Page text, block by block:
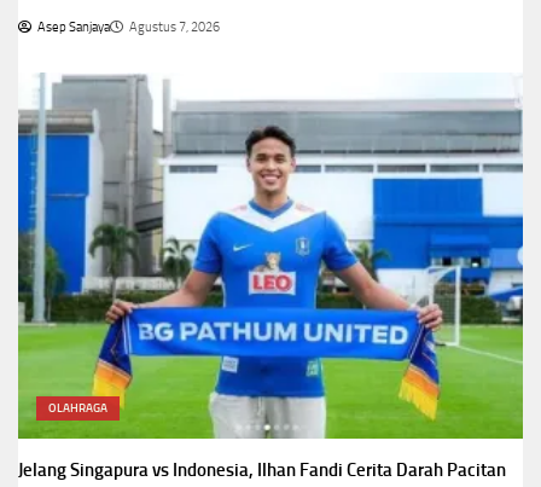
Asep Sanjaya Agustus 7, 2026
OLAHRAGA
Jelang Singapura vs Indonesia, Ilhan Fandi Cerita Darah Pacitan